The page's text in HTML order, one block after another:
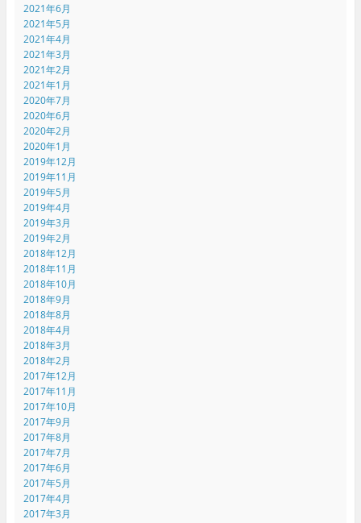
2021年6月
2021年5月
2021年4月
2021年3月
2021年2月
2021年1月
2020年7月
2020年6月
2020年2月
2020年1月
2019年12月
2019年11月
2019年5月
2019年4月
2019年3月
2019年2月
2018年12月
2018年11月
2018年10月
2018年9月
2018年8月
2018年4月
2018年3月
2018年2月
2017年12月
2017年11月
2017年10月
2017年9月
2017年8月
2017年7月
2017年6月
2017年5月
2017年4月
2017年3月